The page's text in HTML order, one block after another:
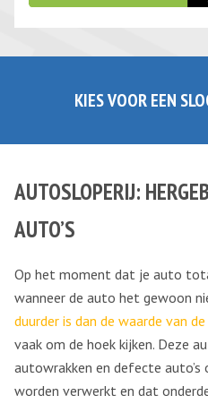
KIES VOOR EEN
AUTOSLOPERIJ:
AUTO’S
Op het moment dat je auto
wanneer de auto het gewoon
duurder is dan de waarde van
vaak om de hoek kijken. Deze
autowrakken en defecte auto’s
worden verwerkt en dat